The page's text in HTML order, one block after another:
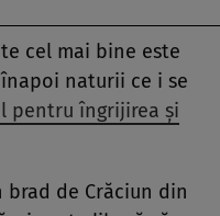
cel mai bine este
naturii ce i se
pentru îngrijirea și
de Crăciun din